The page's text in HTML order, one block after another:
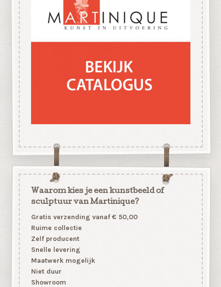
Waarom kies je een kunstbeeld of
sculptuur van Martinique?
Gratis verzending vanaf € 50,00
Ruime collectie
Zelf producent
Snelle levering
Maatwerk mogelijk
Niet duur
Showroom